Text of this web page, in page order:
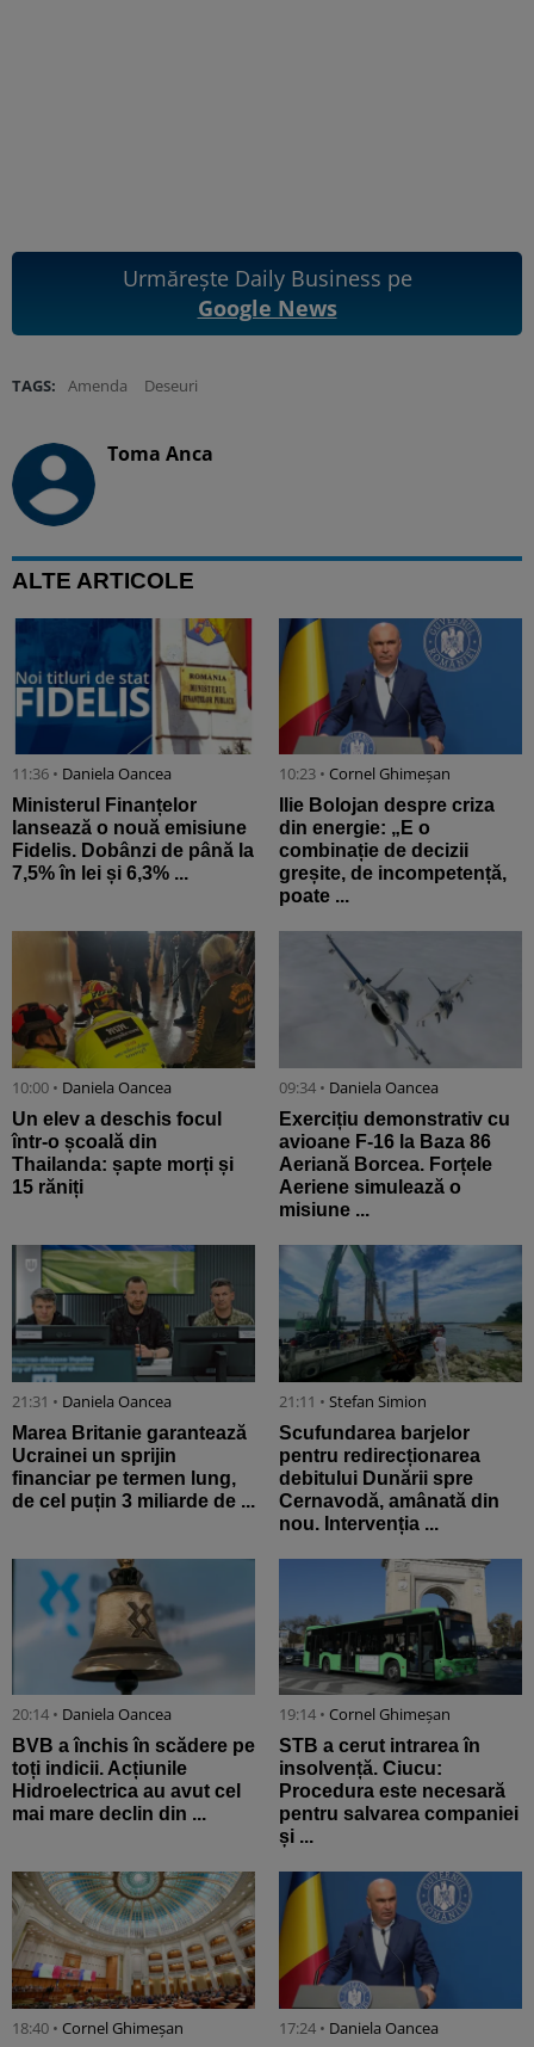
Urmărește Daily Business pe
Google News
TAGS: Amenda Deseuri
Toma Anca
ALTE ARTICOLE
11:36 • Daniela Oancea
Ministerul Finanțelor
lansează o nouă emisiune
Fidelis. Dobânzi de până la
7,5% în lei și 6,3% ...
10:23 • Cornel Ghimeșan
Ilie Bolojan despre criza
din energie: „E o
combinație de decizii
greșite, de incompetență,
poate ...
10:00 • Daniela Oancea
Un elev a deschis focul
într-o școală din
Thailanda: șapte morți și
15 răniți
09:34 • Daniela Oancea
Exercițiu demonstrativ cu
avioane F-16 la Baza 86
Aeriană Borcea. Forțele
Aeriene simulează o
misiune ...
21:31 • Daniela Oancea
Marea Britanie garantează
Ucrainei un sprijin
financiar pe termen lung,
de cel puțin 3 miliarde de ...
21:11 • Stefan Simion
Scufundarea barjelor
pentru redirecționarea
debitului Dunării spre
Cernavodă, amânată din
nou. Intervenția ...
20:14 • Daniela Oancea
BVB a închis în scădere pe
toți indicii. Acțiunile
Hidroelectrica au avut cel
mai mare declin din ...
19:14 • Cornel Ghimeșan
STB a cerut intrarea în
insolvență. Ciucu:
Procedura este necesară
pentru salvarea companiei
și ...
18:40 • Cornel Ghimeșan 17:24 • Daniela Oancea